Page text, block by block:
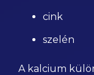
cink
szelén
A kalcium